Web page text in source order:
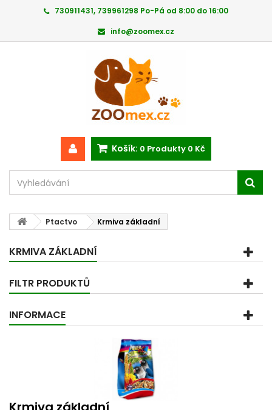
730911431, 739961298 Po-Pá od 8:00 do 16:00
info@zoomex.cz
Košík: 0 Produkty 0 Kč
Ptactvo Krmiva základní
KRMIVA ZÁKLADNÍ
FILTR PRODUKTŮ
INFORMACE